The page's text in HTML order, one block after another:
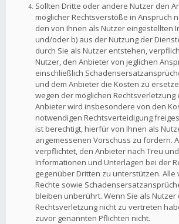
Sollten Dritte oder andere Nutzer den
möglicher Rechtsverstöße in Anspruch
den von Ihnen als Nutzer eingestellten
und/oder b) aus der Nutzung der
durch Sie als Nutzer entstehen,
Nutzer, den Anbieter von jeglichen
einschließlich
und dem Anbieter die Kosten zu
wegen der möglichen Rechtsverletzung
Anbieter wird insbesondere von den
notwendigen Rechtsverteidigung
ist berechtigt, hierfür von Ihnen als
angemessenen Vorschuss zu fordern.
verpflichtet, den Anbieter nach Treu
Informationen und Unterlagen bei der
gegenüber Dritten zu unterstützen.
Rechte sowie
bleiben unberührt. Wenn Sie als Nutzer
Rechtsverletzung nicht zu vertreten
zuvor genannten Pflichten nicht.